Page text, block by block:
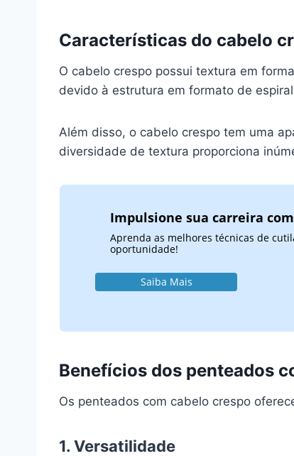
Características do cabelo
O cabelo crespo possui textura em
devido à estrutura em formato de
Além disso, o cabelo crespo tem uma
diversidade de textura proporciona
Impulsione sua carreira
Aprenda as melhores técnicas de
oportunidade!
Saiba Mais
Benefícios dos penteados
Os penteados com cabelo crespo
1. Versatilidade